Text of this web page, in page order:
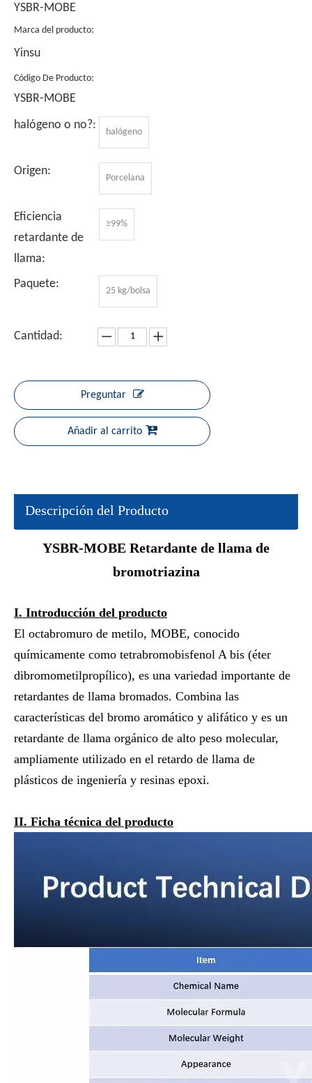
YSBR-MOBE
Marca del producto:
Yinsu
Código De Producto:
YSBR-MOBE
halógeno o no?:
halógeno
Origen:
Porcelana
Eficiencia
retardante de
llama:
≥99%
Paquete:
25 kg/bolsa
Cantidad:
Preguntar
Añadir al carrito
Descripción del Producto
YSBR-MOBE Retardante de llama de
bromotriazina
I. Introducción del producto
El octabromuro de metilo, MOBE, conocido
químicamente como tetrabromobisfenol A bis (éter
dibromometilpropílico), es una variedad importante de
retardantes de llama bromados. Combina las
características del bromo aromático y alifático y es un
retardante de llama orgánico de alto peso molecular,
ampliamente utilizado en el retardo de llama de
plásticos de ingeniería y resinas epoxi.
II. Ficha técnica del producto